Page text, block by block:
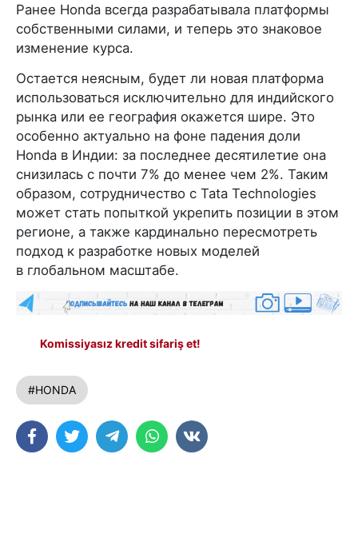
Ранее Honda всегда разрабатывала платформы
собственными силами, и теперь это знаковое
изменение курса.
Остается неясным, будет ли новая платформа
использоваться исключительно для индийского
рынка или ее география окажется шире. Это
особенно актуально на фоне падения доли
Honda в Индии: за последнее десятилетие она
снизилась с почти 7% до менее чем 2%. Таким
образом, сотрудничество с Tata Technologies
может стать попыткой укрепить позиции в этом
регионе, а также кардинально пересмотреть
подход к разработке новых моделей
в глобальном масштабе.
Komissiyasız kredit sifariş et!
#HONDA